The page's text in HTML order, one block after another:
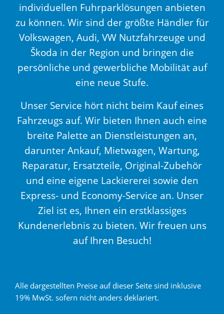
individuellen Fuhrparklösungen anbieten
zu können. Wir sind der größte Händler für
Volkswagen, Audi, VW Nutzfahrzeuge und
Škoda in der Region und bringen die
persönliche und gewerbliche Mobilität auf
eine neue Stufe.
Unser Service hört nicht beim Kauf eines
Fahrzeugs auf. Wir bieten Ihnen auch eine
breite Palette an Dienstleistungen an,
darunter Ankauf, Mietwagen, Wartung,
Reparatur, Ersatzteile, Original-Zubehör
und eine eigene Lackiererei sowie den
Express- und Economy-Service an. Unser
Ziel ist es, Ihnen ein erstklassiges
Kundenerlebnis zu bieten. Wir freuen uns
auf Ihren Besuch!
Alle dargestellten Preise auf dieser Seite sind inklusive
19% MwSt. sofern nicht anders deklariert.